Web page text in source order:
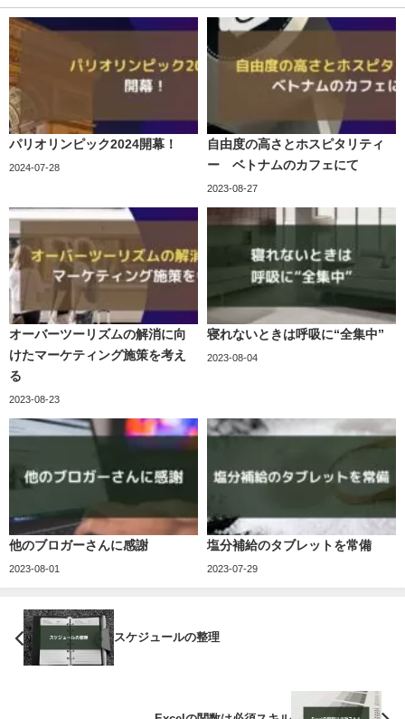
パリオリンピック2024開幕！
2024-07-28
自由度の高さとホスピタリティ
ー ベトナムのカフェにて
2023-08-27
オーバーツーリズムの解消に向
けたマーケティング施策を考え
る
2023-08-23
寝れないときは呼吸に“全集中”
2023-08-04
他のブロガーさんに感謝
2023-08-01
塩分補給のタブレットを常備
2023-07-29
スケジュールの整理